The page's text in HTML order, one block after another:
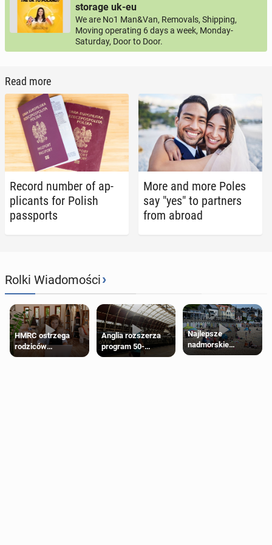
storage uk-eu
We are No1 Man&Van, Removals, Shipping,
Moving operating 6 days a week, Monday-
Saturday, Door to Door.
Read more
Record number of ap­
pli­cants for Polish
pass­ports
More and more Poles
say "yes" to part­ners
from abroad
Rolki Wiadomości›
HMRC ostrzega
rodziców
pobierających Child
Anglia rozszerza
program 50-
procentowych
Najlepsze
nadmorskie
miasteczko blisko